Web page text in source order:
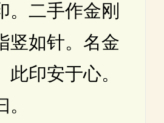
。二手作金刚
竖如针。名金
此印安于心。